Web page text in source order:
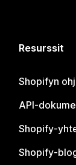
Resurssit
Shopifyn
API-
Shopify-
Shopify-